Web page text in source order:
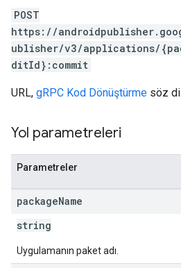
POST
https://
ublisher/v3/applications/
ditId}:commit
URL, gRPC Kod Dönüştürme söz
Yol parametreleri
Parametreler
packageName
string
Uygulamanın paket adı.